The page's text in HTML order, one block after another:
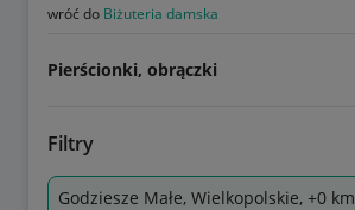
wróć do Biżuteria damska
Pierścionki, obrączki
Filtry
Godziesze Małe, Wielkopolskie, +0 km